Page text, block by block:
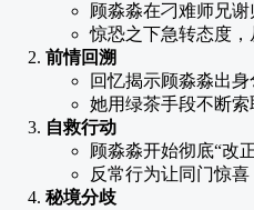
顾淼淼在刁难师兄
惊恐之下急转态度，
前情回溯
回忆揭示顾淼淼出
她用绿茶手段不断
自救行动
顾淼淼开始彻底“改
反常行为让同门惊
秘境分歧